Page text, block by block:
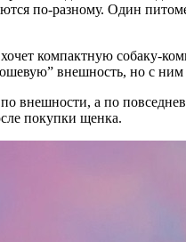
по-разному. Один
компактную собаку-
внешность, но с
внешности, а по
покупки щенка.